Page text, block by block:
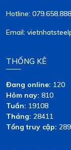
Hotline:
Email:
THỐNG KÊ
Đang online:120
Hôm nay:810
Tuần:19108
Tháng:28411
Tổng truy cập: